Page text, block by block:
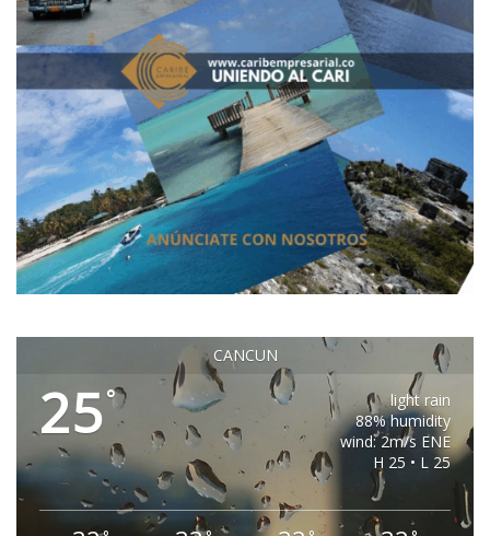
CANCUN
25°
light rain
88% humidity
wind: 2m/s ENE
H 25 • L 25